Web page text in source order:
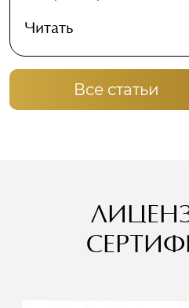
Читать
Все статьи